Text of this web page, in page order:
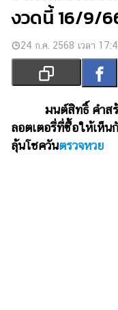
บอล
สด
การ
เงิน
การ
บันเทิง
งวดนี้ 16/9/
24 ก.ค. 2568 เวลา
มนต์สิทธิ์ คำสร้
ลอตเตอรี่ที่ซื้อให้เห็
ลุ้นโชควันตรวจหวย